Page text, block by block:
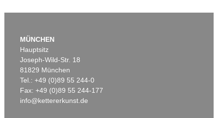
MÜNCHEN
Hauptsitz
Joseph-Wild-Str. 18
81829 München
Tel.: +49 (0)89 55 244-0
Fax: +49 (0)89 55 244-177
info@kettererkunst.de